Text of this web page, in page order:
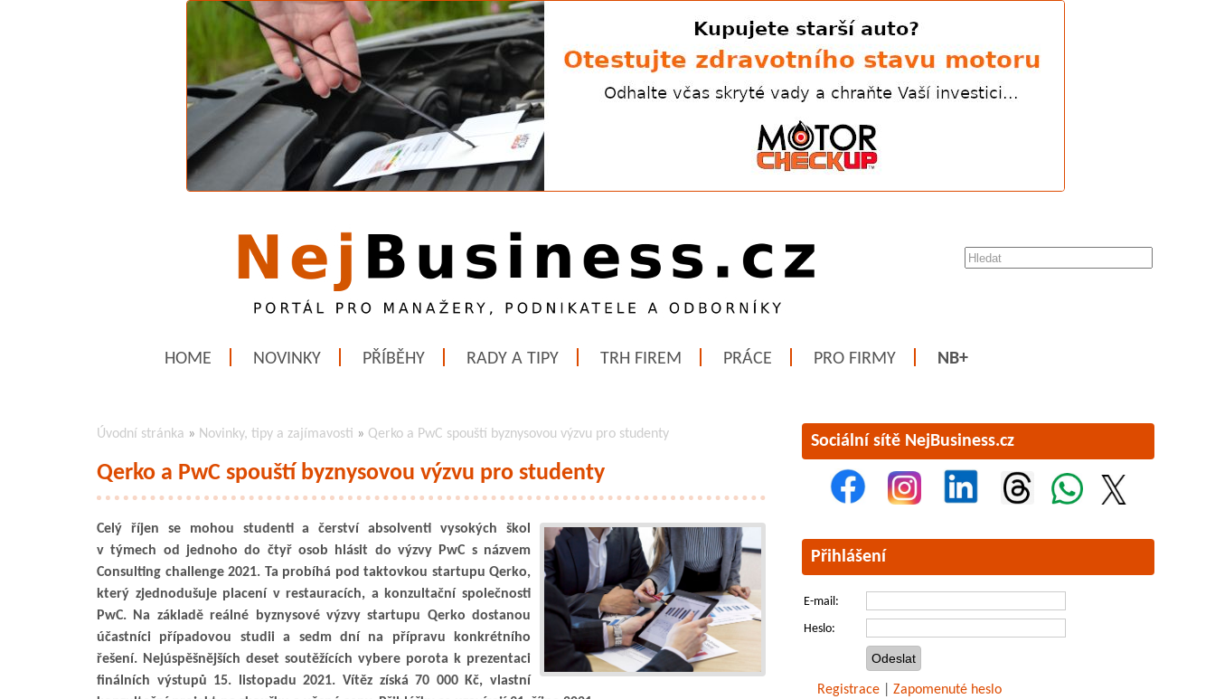
HOME NOVINKY PŘÍBĚHY RADY A TIPY TRH FIREM PRÁCE PRO FIRMY NB+
Úvodní stránka » Novinky, tipy a zajímavosti » Qerko a PwC spouští byznysovou výzvu pro studenty
Qerko a PwC spouští byznysovou výzvu pro studenty
Celý říjen se mohou studenti a čerství absolventi vysokých škol
v týmech od jednoho do čtyř osob hlásit do výzvy PwC s názvem
Consulting challenge 2021. Ta probíhá pod taktovkou startupu Qerko,
který zjednodušuje placení v restauracích, a konzultační společnosti
PwC. Na základě reálné byznysové výzvy startupu Qerko dostanou
účastníci případovou studii a sedm dní na přípravu konkrétního
řešení. Nejúspěšnějších deset soutěžících vybere porota k prezentaci
finálních výstupů 15. listopadu 2021. Vítěz získá 70 000 Kč, vlastní
Sociální sítě NejBusiness.cz
Přihlášení
E-mail:
Heslo:
Registrace Zapomenuté heslo